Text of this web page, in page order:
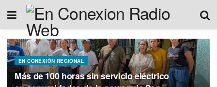
EN CONEXIÓN REGIONAL
Más de 100 horas sin servicio eléctrico